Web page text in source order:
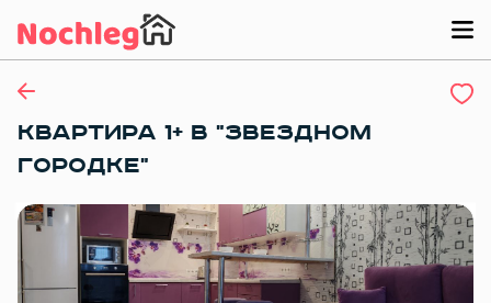
КВАРТИРА 1+ В "ЗВЕЗДНОМ
ГОРОДКЕ"